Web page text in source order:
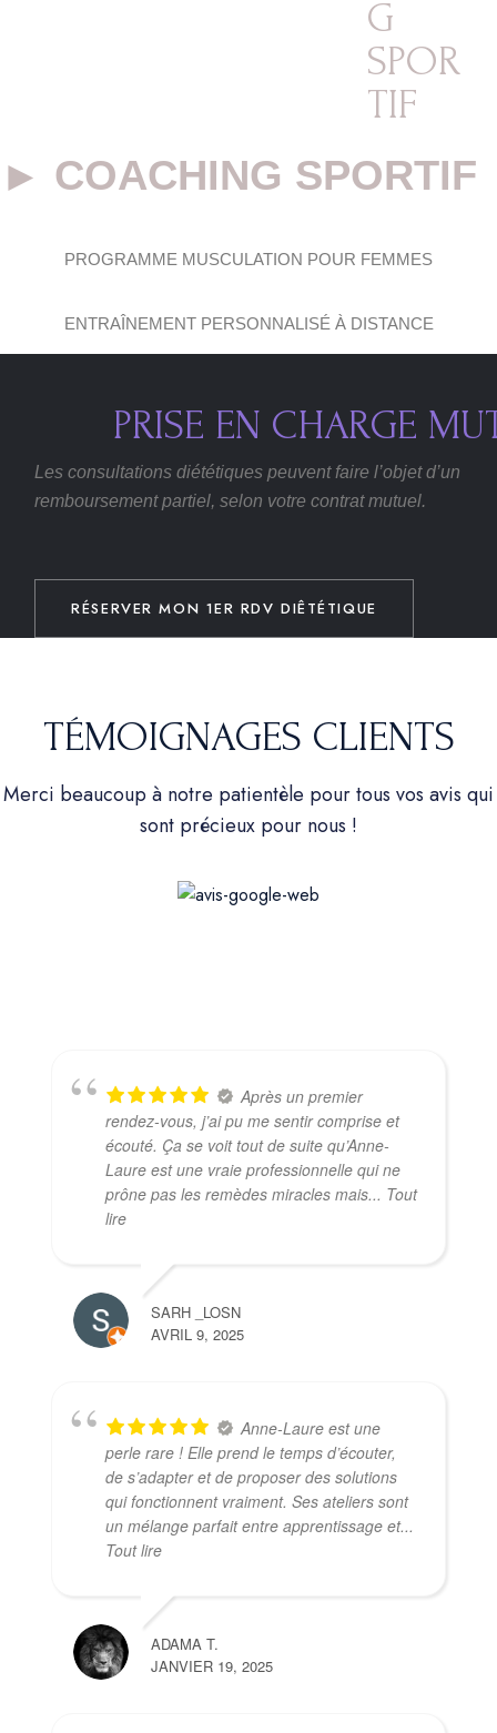
G
SPOR
TIF
► COACHING SPORTIF
PROGRAMME MUSCULATION POUR FEMMES
ENTRAÎNEMENT PERSONNALISÉ À DISTANCE
PRISE EN CHARGE
Les consultations diététiques peuvent faire l’objet d’un
remboursement partiel, selon votre contrat mutuel.
RÉSERVER MON 1ER RDV DIÊTÉTIQUE
TÉMOIGNAGES CLIENTS
Merci beaucoup à notre patientèle pour tous vos avis qui
sont précieux pour nous !
Après un premier
rendez-vous, j’ai pu me sentir comprise et
écouté. Ça se voit tout de suite qu’Anne-
Laure est une vraie professionnelle qui ne
prône pas les remèdes miracles mais... Tout
lire
SARH _LOSN
AVRIL 9, 2025
Anne-Laure est une
perle rare ! Elle prend le temps d’écouter,
de s’adapter et de proposer des solutions
qui fonctionnent vraiment. Ses ateliers sont
un mélange parfait entre apprentissage et...
Tout lire
ADAMA T.
JANVIER 19, 2025